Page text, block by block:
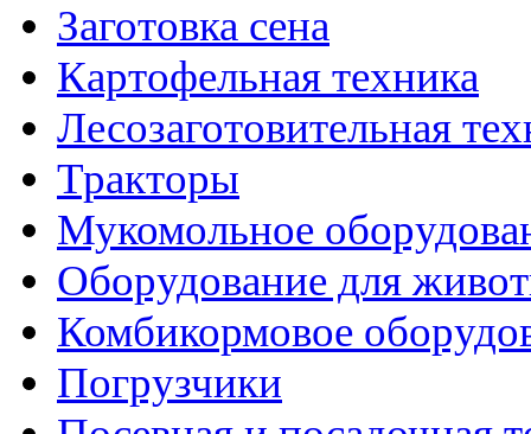
Заготовка сена
Картофельная техника
Лесозаготовительная
Тракторы
Мукомольное
Оборудование для
Комбикормовое
Погрузчики